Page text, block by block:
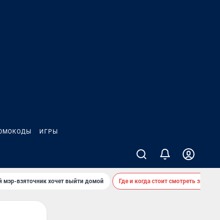
ИГРЫ
мэр-взяточник хочет выйти домой Где и когда стоит смотреть